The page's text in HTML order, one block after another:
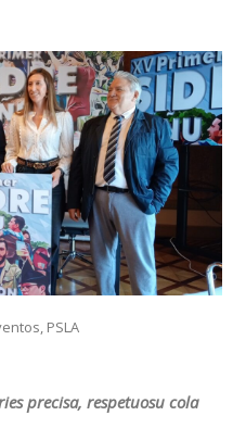
, PSLA
precisa, respetuosu cola